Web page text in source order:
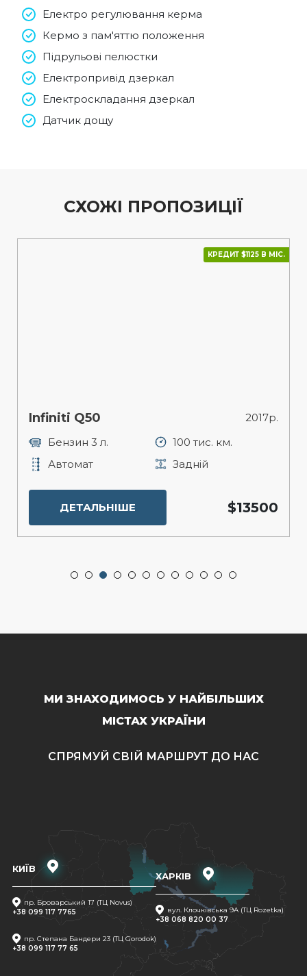
Електро регулювання керма
Кермо з пам'яттю положення
Підрульові пелюстки
Електропривід дзеркал
Електроскладання дзеркал
Датчик дощу
СХОЖІ ПРОПОЗИЦІЇ
КРЕДИТ $1125 В МІС.
Infiniti Q50
2017р.
Бензин 3 л.
100 тис. км.
Автомат
Задній
ДЕТАЛЬНІШЕ $13500
МИ ЗНАХОДИМОСЬ У НАЙБІЛЬШИХ
МІСТАХ УКРАЇНИ
СПРЯМУЙ СВІЙ МАРШРУТ ДО НАС
КИЇВ
пр. Броварський 17 (ТЦ Novus)
+38 099 117 7765
пр. Степана Бандери 23 (ТЦ Gorodok)
+38 099 117 77 65
ХАРКІВ
вул. Клочківська 9A (ТЦ Rozetka)
+38 068 820 00 37